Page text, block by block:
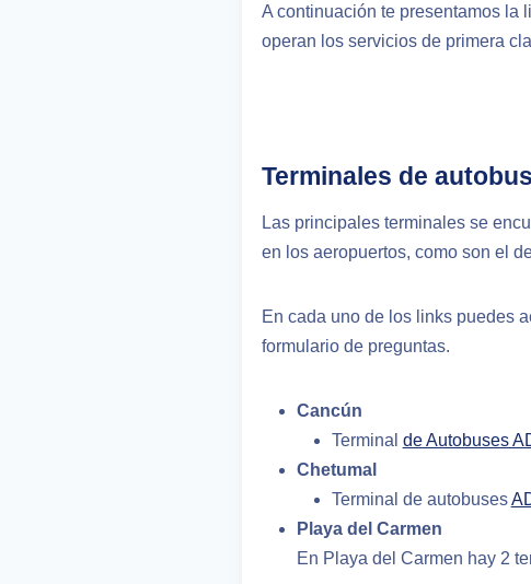
A continuación te presentamos la
operan los servicios de primera
Terminales de
Las principales terminales se
en los aeropuertos, como son el
En cada uno de los links puedes
formulario de preguntas.
Cancún
Terminal de Autobuses
Chetumal
Terminal de autobuses
Playa del Carmen
En Playa del Carmen hay 2